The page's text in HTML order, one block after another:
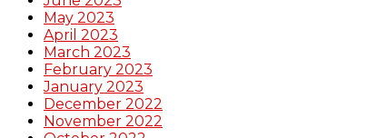
May 2023
April 2023
March 2023
February 2023
January 2023
December 2022
November 2022